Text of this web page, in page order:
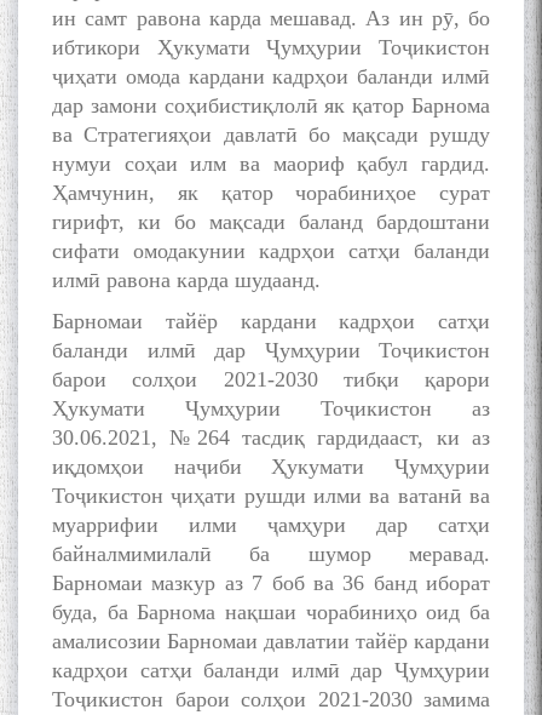
ин самт равона карда мешавад. Аз ин рӯ, бо
ибтикори Ҳукумати Ҷумҳурии Тоҷикистон
ҷиҳати омода кардани кадрҳои баланди илмӣ
дар замони соҳибистиқлолӣ як қатор Барнома
ва Стратегияҳои давлатӣ бо мақсади рушду
нумуи соҳаи илм ва маориф қабул гардид.
Ҳамчунин, як қатор чорабиниҳое сурат
гирифт, ки бо мақсади баланд бардоштани
сифати омодакунии кадрҳои сатҳи баланди
илмӣ равона карда шудаанд.
Барномаи тайёр кардани кадрҳои сатҳи
баланди илмӣ дар Ҷумҳурии Тоҷикистон
барои солҳои 2021-2030 тибқи қарори
Ҳукумати Ҷумҳурии Тоҷикистон аз
30.06.2021, №264 тасдиқ гардидааст, ки аз
иқдомҳои наҷиби Ҳукумати Ҷумҳурии
Тоҷикистон ҷиҳати рушди илми ва ватанӣ ва
муаррифии илми ҷамҳури дар сатҳи
байналмимилалӣ ба шумор меравад.
Барномаи мазкур аз 7 боб ва 36 банд иборат
буда, ба Барнома нақшаи чорабиниҳо оид ба
амалисозии Барномаи давлатии тайёр кардани
кадрҳои сатҳи баланди илмӣ дар Ҷумҳурии
Тоҷикистон барои солҳои 2021-2030 замима
БА МУНОСИБАТИ
БУЗУРГДОШТИ РӮЗИ РӮДАКӢ